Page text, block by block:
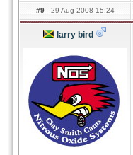
#9 29 Aug 2008 15:24
larry bird